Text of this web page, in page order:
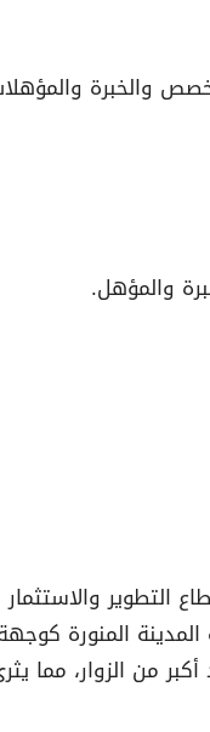
والخبرة
التطوير
بهدف دعم تحقيق رؤية المملكة 2030 من خلال
من الزوار، مما